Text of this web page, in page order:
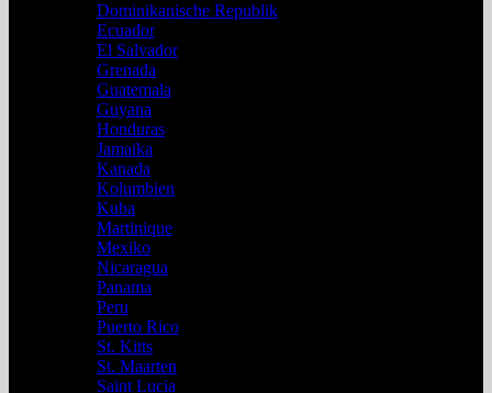
Dominikanische Republik
Ecuador
El Salvador
Grenada
Guatemala
Guyana
Honduras
Jamaika
Kanada
Kolumbien
Kuba
Martinique
Mexiko
Nicaragua
Panama
Peru
Puerto Rico
St. Kitts
St. Maarten
Saint Lucia